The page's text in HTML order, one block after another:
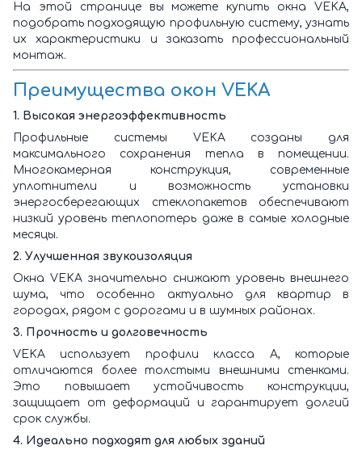
На этой странице вы можете купить окна VEKA,
подобрать подходящую профильную систему, узнать
их характеристики и заказать профессиональный
монтаж.
Преимущества окон VEKA
1. Высокая энергоэффективность
Профильные системы VEKA созданы для
максимального сохранения тепла в помещении.
Многокамерная конструкция, современные
уплотнители и возможность установки
энергосберегающих стеклопакетов обеспечивают
низкий уровень теплопотерь даже в самые холодные
месяцы.
2. Улучшенная звукоизоляция
Окна VEKA значительно снижают уровень внешнего
шума, что особенно актуально для квартир в
городах, рядом с дорогами и в шумных районах.
3. Прочность и долговечность
VEKA использует профили класса А, которые
отличаются более толстыми внешними стенками.
Это повышает устойчивость конструкции,
защищает от деформаций и гарантирует долгий
срок службы.
4. Идеально подходят для любых зданий